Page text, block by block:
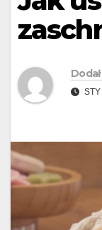
Dodał